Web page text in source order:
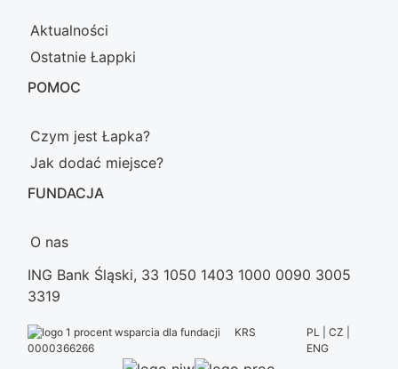
Aktualności
Ostatnie Łappki
POMOC
Czym jest Łapka?
Jak dodać miejsce?
FUNDACJA
O nas
ING Bank Śląski, 33 1050 1403 1000 0090 3005
3319
KRS
0000366266
PL | CZ |
ENG